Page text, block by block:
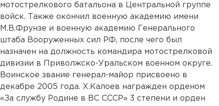
мотострелкового батальона в Центральной группе
войск. Также окончил военную академию имени
М.В.Фрунзе и военную академию Генерального
штаба Вооруженных сил РФ, после чего был
назначен на должность командира мотострелковой
дивизии в Приволжско-Уральском военном округе.
Воинское звание генерал-майор присвоено в
декабре 2005 года. Х.Калоев награжден орденом
«За службу Родине в ВС СССР» 3 степени и орден